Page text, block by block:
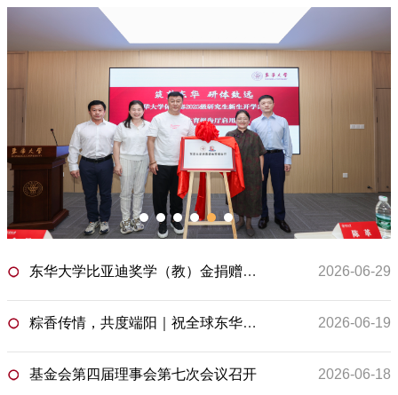
东华大学比亚迪奖学（教）金捐赠仪式暨首届颁奖典礼成功举行 2026-06-29
粽香传情，共度端阳｜祝全球东华人和东华之友端午安康 2026-06-19
基金会第四届理事会第七次会议召开 2026-06-18